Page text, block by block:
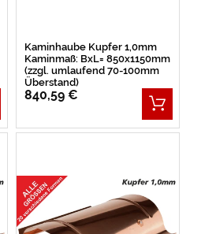
Kaminhaube Kupfer 1,0mm
Kaminmaß: BxL= 850x1150mm
(zzgl. umlaufend 70-100mm
Überstand)
840,59 €